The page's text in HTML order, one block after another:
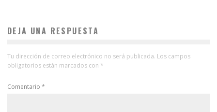
DEJA UNA RESPUESTA
Tu dirección de correo electrónico no será publicada. Los campos
obligatorios están marcados con *
Comentario *